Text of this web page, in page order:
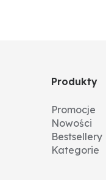
Produkty
Promocje
Nowości
Bestsellery
Kategorie